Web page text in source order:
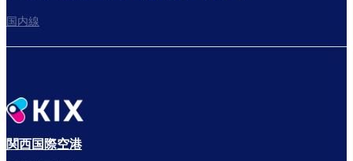
国内線
関西国際空港